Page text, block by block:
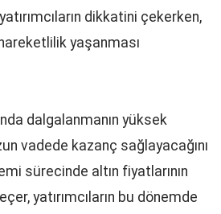
dikkatini çekerken,
yaşanması
dalgalanmanın yüksek
vadede kazanç sağlayacağını
sürecinde altın fiyatlarının
yatırımcıların bu dönemde